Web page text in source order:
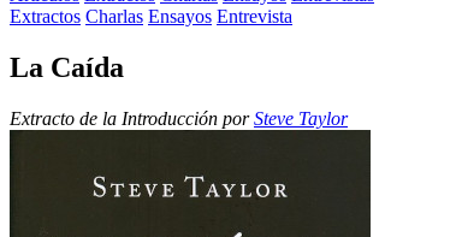
Extractos Charlas Ensayos Entrevista
La Caída
Extracto de la Introducción porSteve Taylor